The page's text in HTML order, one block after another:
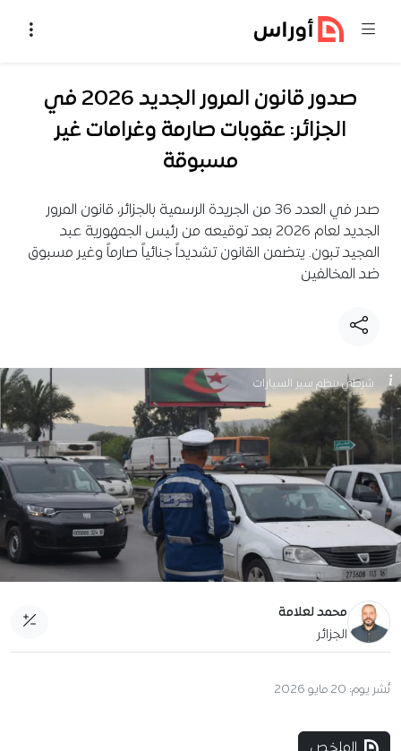
صدور قانون المرور الجديد 2026 في
الجزائر: عقوبات صارمة وغرامات غير
مسبوقة
صدر في العدد 36 من الجريدة الرسمية بالجزائر، قانون المرور
الجديد لعام 2026 بعد توقيعه من رئيس الجمهورية عبد
المجيد تبون. يتضمن القانون تشديداً جنائياً صارماً وغير مسبوق
ضد المخالفين
شرطي ينظم سير السيارات
محمد لعلامة
الجزائر
نُشر يوم: 20 مايو 2026